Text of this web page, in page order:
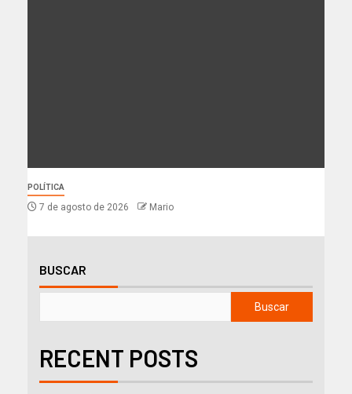
POLÍTICA
7 de agosto de 2026 Mario
BUSCAR
Buscar
RECENT POSTS